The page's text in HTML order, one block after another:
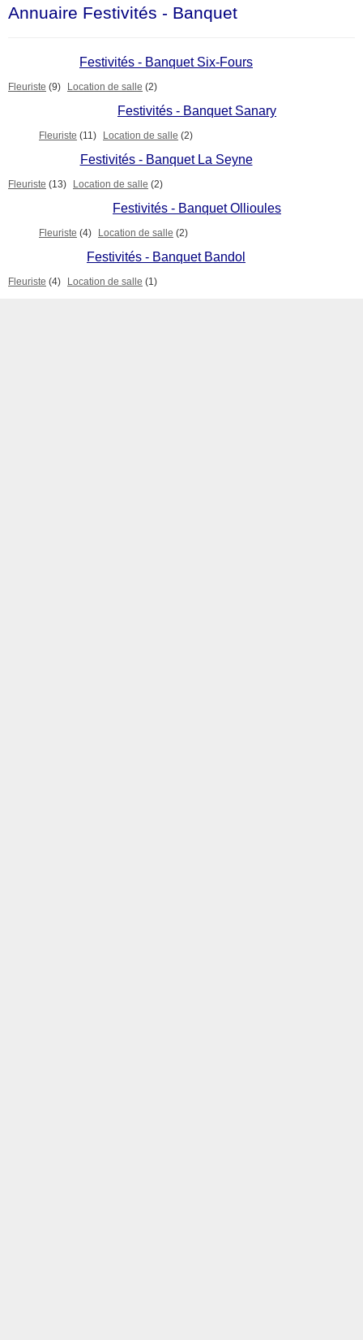
Annuaire Festivités - Banquet
Festivités - Banquet Six-Fours
Fleuriste (9) Location de salle (2)
Festivités - Banquet Sanary
Fleuriste (11) Location de salle (2)
Festivités - Banquet La Seyne
Fleuriste (13) Location de salle (2)
Festivités - Banquet Ollioules
Fleuriste (4) Location de salle (2)
Festivités - Banquet Bandol
Fleuriste (4) Location de salle (1)